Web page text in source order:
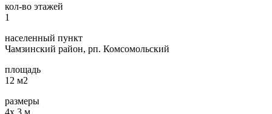
кол-во этажей
1
населенный пункт
Чамзинский район, рп. Комсомольский
площадь
12 м2
размеры
4х 3 м